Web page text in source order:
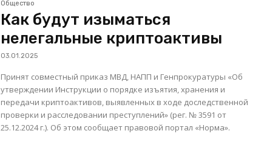
Общество
Как будут изыматься
нелегальные криптоактивы
03.01.2025
Принят совместный приказ МВД, НАПП и Генпрокуратуры «Об
утверждении Инструкции о порядке изъятия, хранения и
передачи криптоактивов, выявленных в ходе доследственной
проверки и расследовании преступлений» (рег. № 3591 от
25.12.2024 г.). Об этом сообщает правовой портал «Норма».